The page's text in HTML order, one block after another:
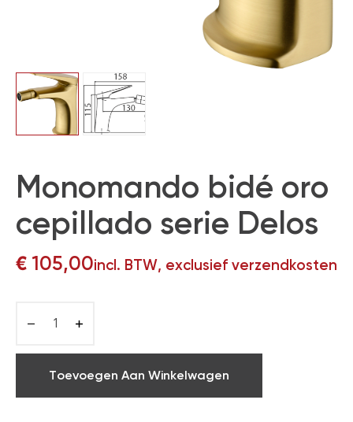
Monomando bidé oro
cepillado serie Delos
€ 105,00incl. BTW, exclusief verzendkosten
Toevoegen Aan Winkelwagen